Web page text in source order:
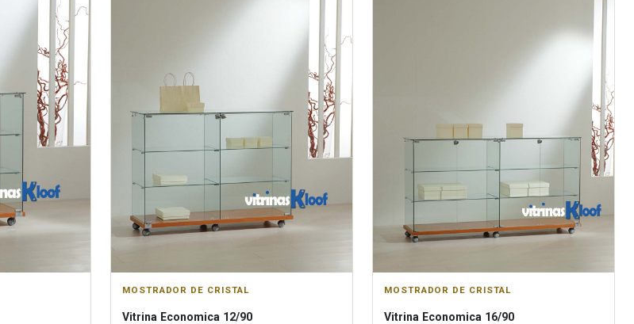
MOSTRADOR DE CRISTAL
Vitrina Economica 12/90
MOSTRADOR DE CRISTAL
Vitrina Economica 16/90